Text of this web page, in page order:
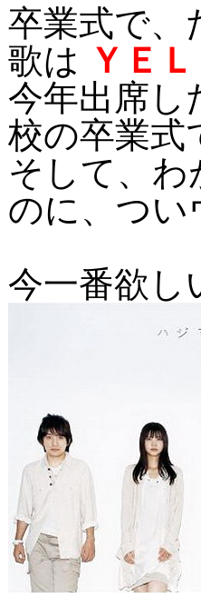
卒業式で、
歌は ＹＥ
今年出席し
校の卒業式
そして、
のに、つい
今一番欲し